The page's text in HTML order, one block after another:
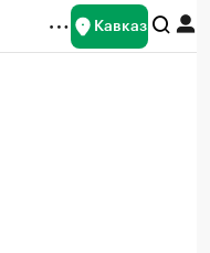
Кавказ